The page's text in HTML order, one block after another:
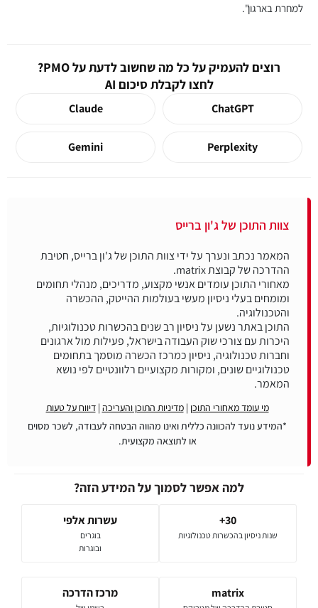
למחרת בארגון".
רוצים להעמיק על כל מה שחשוב לדעת על PMO?
לחצו לקבלת סיכום AI
ChatGPT
Claude
Perplexity
Gemini
צוות התוכן של ג'ון ברייס
המאמר נכתב ונערך על ידי צוות התוכן של ג'ון ברייס, חטיבת
מאחורי התוכן עומדים אנשי מקצוע, מדריכים, מנהלי תחומים
ומומחים בעלי ניסיון מעשי בעולמות ההייטק, ההכשרה
התוכן באתר נשען על ניסיון רב שנים בהכשרות טכנולוגיות,
היכרות עם צורכי שוק העבודה בישראל, פעילות מול ארגונים
וחברות טכנולוגיה, ניסיון כמרכז הכשרה מוסמך בתחומים
טכנולוגיים שונים, ומקורות מקצועיים רלוונטיים לפי נושא
המאמר.
מי עומד מאחורי התוכן |מדיניות התוכן והעריכה |דיווח על טעות
*המידע נועד להכוונה כללית ואינו מהווה הבטחה לעבודה, לשכר מסוים
או לתוצאה מקצועית.
למה אפשר לסמוך על המידע הזה?
30+
שנות ניסיון בהכשרות טכנולוגיות
עשרות אלפי
בוגרים
ובוגרות
matrix מרכז הדרכה